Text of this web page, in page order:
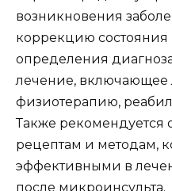
возникновения
коррекцию состояния
определения
лечение, включающее
физиотерапию,
Также рекомендуется
рецептам и методам,
эффективными в
после микроинсульта.